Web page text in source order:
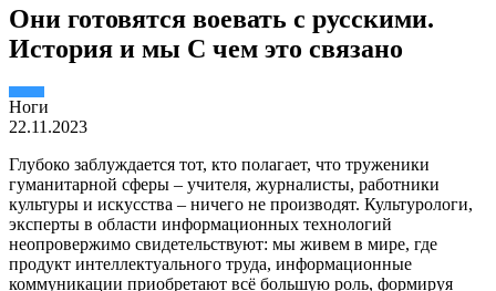
Они готовятся воевать с русскими.
История и мы С чем это связано
Ноги
22.11.2023
Глубоко заблуждается тот, кто полагает, что труженики
гуманитарной сферы – учителя, журналисты, работники
культуры и искусства – ничего не производят. Культурологи,
эксперты в области информационных технологий
неопровержимо свидетельствуют: мы живем в мире, где
продукт интеллектуального труда, информационные
коммуникации приобретают всё большую роль, формируя